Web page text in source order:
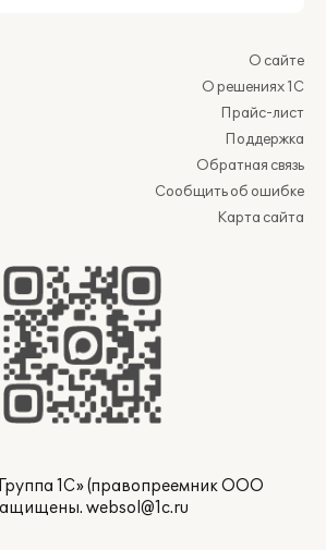
О сайте
О решениях 1С
Прайс-лист
Поддержка
Обратная связь
Сообщить об ошибке
Карта сайта
1С» (правопреемник ООО
websol@1c.ru